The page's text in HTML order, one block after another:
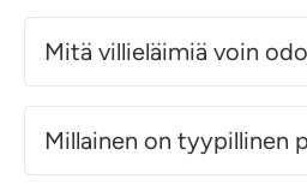
Mitä villieläimiä voin
Millainen on tyypillinen